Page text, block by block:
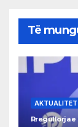
Të
AKTUALITET
Rregullorja e